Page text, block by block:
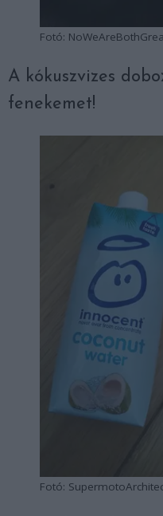
Fotó:
A kókuszvizes
fenekemet!
Fotó: